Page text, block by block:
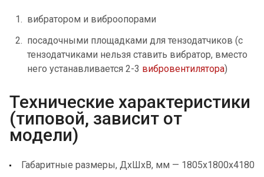
вибратором и виброопорами
посадочными площадками для тензодатчиков (с
тензодатчиками нельзя ставить вибратор, вместо
него устанавливается 2-3 вибровентилятора)
Технические характеристики
(типовой, зависит от
модели)
Габаритные размеры, ДхШхВ, мм — 1805х1800х4180